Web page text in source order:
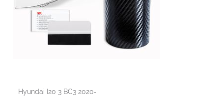
Hyundai I20 3 BC3 2020-